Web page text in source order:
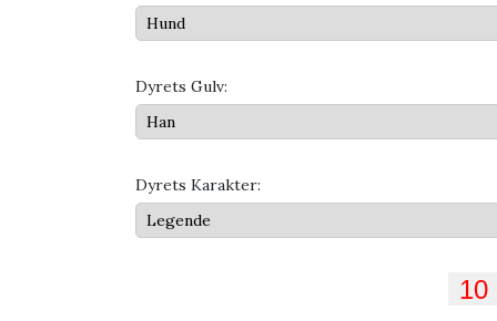
Dyrets Gulv:
Dyrets Karakter: